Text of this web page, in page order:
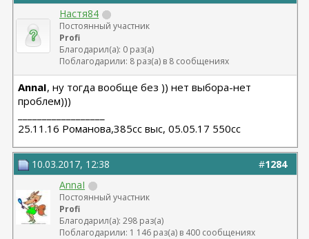
Настя84
Постоянный участник
Profi
Благодарил(а): 0 раз(а)
Поблагодарили: 8 раз(а) в 8 сообщениях
AnnaI, ну тогда вообще без )) нет выбора-нет
проблем)))
25.11.16 Романова,385сс выс, 05.05.17 550сс
#1284
10.03.2017, 12:38
AnnaI
Постоянный участник
Profi
Благодарил(а): 298 раз(а)
Поблагодарили: 1 146 раз(а) в 400 сообщениях